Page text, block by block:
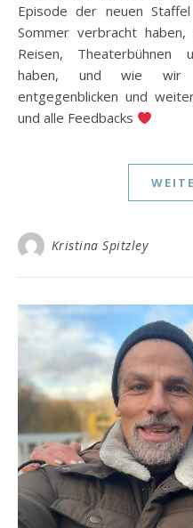
Episode der neuen
Sommer verbracht
Reisen, Theaterbühnen
haben, und wie wir
entgegenblicken und
und alle Feedbacks
Kristina Spitzley